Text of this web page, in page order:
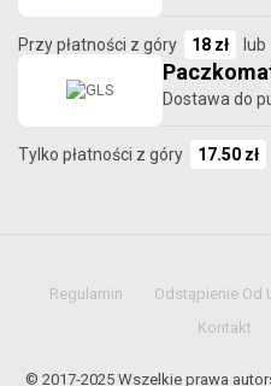
Przy płatności z góry 18 zł lub
Dostawa do
Tylko płatności z góry 17.50 zł
Regulamin Odstąpienie Od
Kontakt
© 2017-2025 Wszelkie prawa